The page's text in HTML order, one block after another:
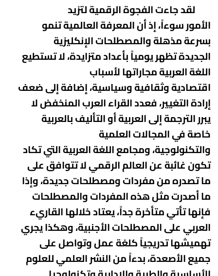
لقد جاءت الفجوة الرقمية لتزيد
الأمورسوءاً، إذ أن المعرفة العالمية تنمو
بسرعة مذهلة والمصطلحات الإنكليزية
الجديدةتظهر يومياً بأعداد متزايدة، لا تستطيع
اللغة العربية مجاراتها لأسباب
اقتصاديةوثقافية وسياسية، إضافة إلى ضعف
إرادة التغيير، فعدد القراء العرب المنخفض لا
يبررالترجمة إلى العربية أو التأليف بالعربية
خاصة في المجالات العلمية
والتكنولوجية،ومجامع اللغة العربية التي تكاد
تكون غائبة عن العالم الرقمي لا تتوافق على
ماتصدره من مفردات ومصطلحات جديدة، وإذا
ما أصدرت مثل هذه المفردات والمصطلحات
فإنهاتأتي متأخرة جداً، يعتاد خلالها القاريء
العربي على المصطلحات الأجنبية، وهكذا يجري
تهميشها تدريجياً كلغة عمل وتواصل على
جميع الأصعدة،بدءاً من النشر العلمي للعلوم